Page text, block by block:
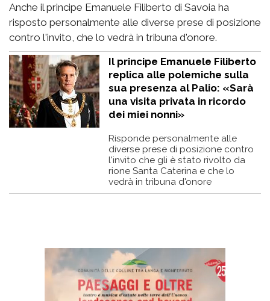
Anche il principe Emanuele Filiberto di Savoia ha
risposto personalmente alle diverse prese di posizione
contro l'invito, che lo vedrà in tribuna d'onore.
Il principe Emanuele Filiberto
replica alle polemiche sulla
sua presenza al Palio: «Sarà
una visita privata in ricordo
dei miei nonni»
Risponde personalmente alle
diverse prese di posizione contro
l'invito che gli è stato rivolto da
rione Santa Caterina e che lo
vedrà in tribuna d'onore